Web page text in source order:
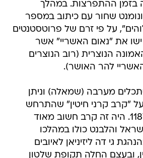
ההתפרצות. במהלך
שחור עם כיתוב במספר
על פי זרם של פרוטסטנטים
את "נאום האשריי" אשר
הנוצרית (רוב הנוצרים
להר האושר).
מערבה (שמאלה) וניתן
"קרב קרני חיטין" שהתרחש
למרגלות ההר ב-1187. היה זה קרב חשוב מאוד
והלבנט כולו במהלכו
גי דה ליזיניאן לאיובים
ובעצם החלה תקופת שלטון